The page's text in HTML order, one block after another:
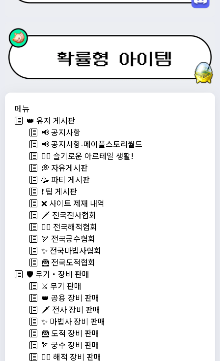
메뉴
👑 유저 게시판
📢 공지사항
📢 공지사항-메이플스토리월드
💁‍♂ 슬기로운 아르테일 생활!
💭 자유게시판
🥳 파티 게시판
❗️ 팁 게시판
❌ 사이트 제재 내역
🗡️ 전국전사협회
🏴‍☠️ 전국해적협회
🏹 전국궁수협회
✨ 전국마법사협회
🦹 전국도적협회
🛡️ 무기・장비 판매
⚔️ 무기 판매
👑 공용 장비 판매
🗡️ 전사 장비 판매
✨ 마법사 장비 판매
🦹 도적 장비 판매
🏹 궁수 장비 판매
🏴‍☠️ 해적 장비 판매